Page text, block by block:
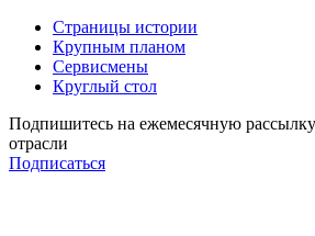
Страницы истории
Крупным планом
Сервисмены
Круглый стол
Подпишитесь на ежемесячную
отрасли
Подписаться